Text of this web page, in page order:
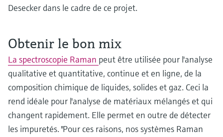
Desecker dans le cadre de ce projet.
Obtenir le bon mix
La spectroscopie Raman peut être utilisée pour l'analyse
qualitative et quantitative, continue et en ligne, de la
composition chimique de liquides, solides et gaz. Ceci la
rend idéale pour l'analyse de matériaux mélangés et qui
changent rapidement. Elle permet en outre de détecter
les impuretés. "Pour ces raisons, nos systèmes Raman